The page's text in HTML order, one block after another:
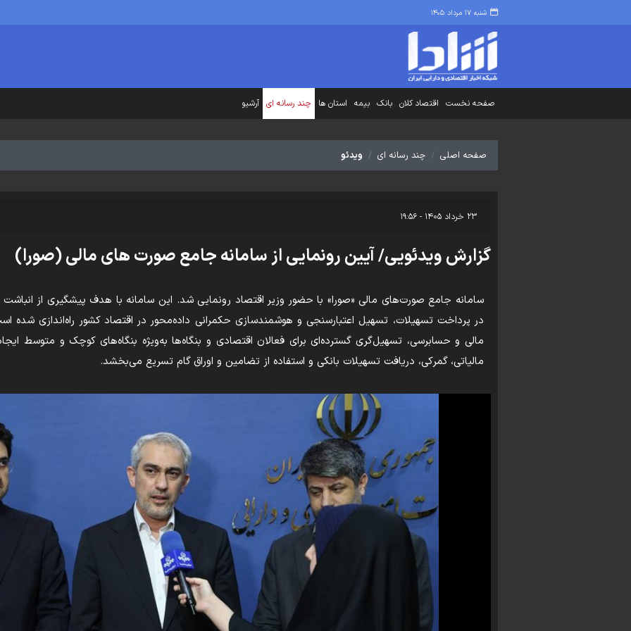
شنبه ۱۷ مرداد ۱۴۰۵
صفحه نخست اقتصاد کلان بانک بیمه استان ها چند رسانه ای آرشیو
صفحه اصلی چند رسانه ای ویدئو
۲۳ خرداد ۱۴۰۵ - ۱۹:۵۶
گزارش ویدئویی/ آیین رونمایی از سامانه جامع صورت های مالی (صورا)
سامانه جامع صورت‌های مالی «صورا» با حضور وزیر اقتصاد رونمایی شد. این سامانه با هدف پیشگیری از انباشت
در پرداخت تسهیلات، تسهیل اعتبارسنجی و هوشمندسازی حکمرانی داده‌محور در اقتصاد کشور راه‌اندازی
مالی و حسابرسی، تسهیل‌گری گسترده‌ای برای فعالان اقتصادی و بنگاه‌ها به‌ویژه بنگاه‌های کوچک و متوسط
مالیاتی، گمرکی، دریافت تسهیلات بانکی و استفاده از تضامین و اوراق گام تسریع می‌بخشد.